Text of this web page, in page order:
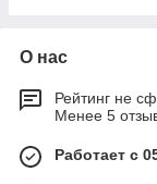
О нас
Рейтинг не
Менее 5
Работает с